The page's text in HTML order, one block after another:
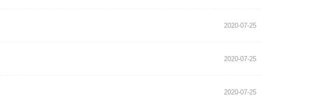
2020-07-25
2020-07-25
2020-07-25